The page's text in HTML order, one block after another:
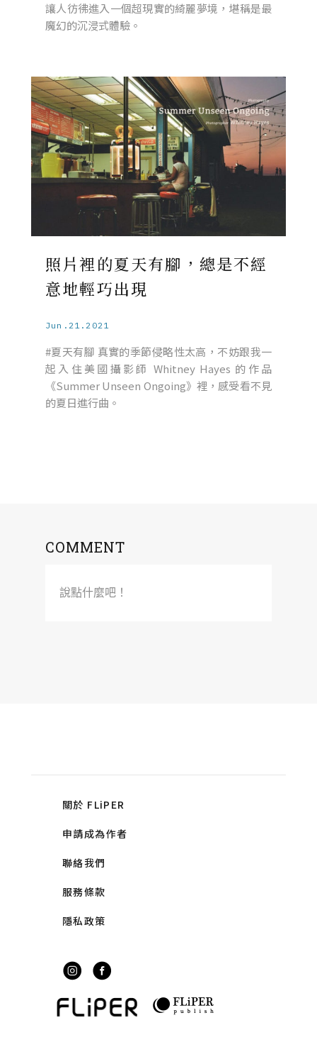
讓人彷彿進入一個超現實的綺麗夢境，堪稱是最
魔幻的沉浸式體驗。
照片裡的夏天有腳，總是不經
意地輕巧出現
Jun.21.2021
#夏天有腳 真實的季節侵略性太高，不妨跟我一
起入住美國攝影師 Whitney Hayes 的作品
《Summer Unseen Ongoing》裡，感受看不見
的夏日進行曲。
COMMENT
說點什麼吧！
關於 FLiPER
申請成為作者
聯絡我們
服務條款
隱私政策